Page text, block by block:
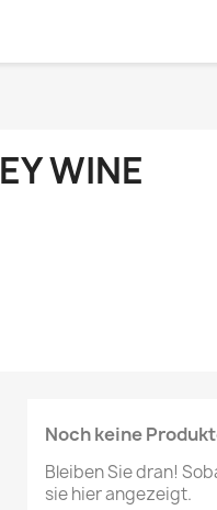
WINE
Noch keine
Bleiben Sie dran!
sie hier angezeigt.